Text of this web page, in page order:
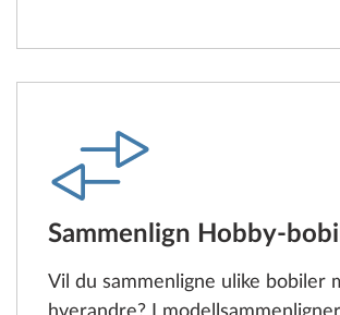
Sammenlign Hobby-
Vil du sammenligne ulike bobiler